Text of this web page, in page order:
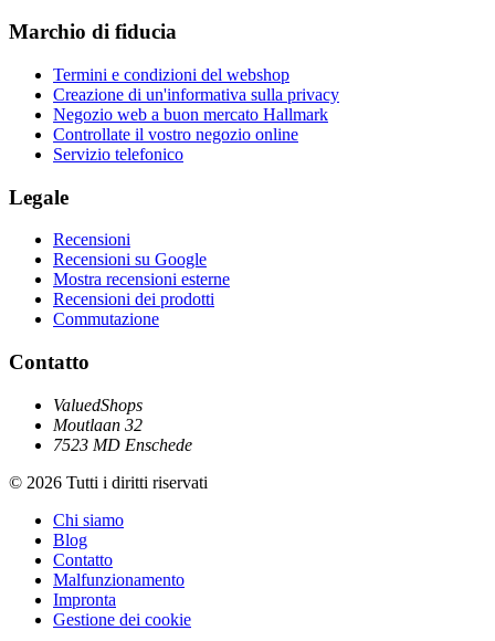
Marchio di fiducia
Termini e condizioni del webshop
Creazione di un'informativa sulla privacy
Negozio web a buon mercato Hallmark
Controllate il vostro negozio online
Servizio telefonico
Legale
Recensioni
Recensioni su Google
Mostra recensioni esterne
Recensioni dei prodotti
Commutazione
Contatto
ValuedShops
Moutlaan 32
7523 MD Enschede
© 2026 Tutti i diritti riservati
Chi siamo
Blog
Contatto
Malfunzionamento
Impronta
Gestione dei cookie